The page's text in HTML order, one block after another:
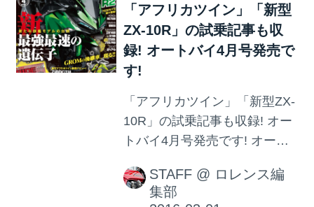
開幕戦のエントリー受付を開
始いたします!
「アフリカツイン」「新型
ZX-10R」の試乗記事も収
録! オートバイ4月号発売で
す!
「アフリカツイン」「新型ZX-
10R」の試乗記事も収録! オー
トバイ4月号発売です! オート
今号はカワサキH2に続く、ス
ーパーチャージドスポーツ第2
STAFF @ ロレンス編
集部